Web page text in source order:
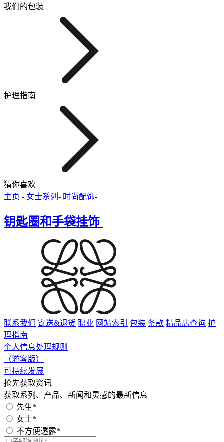
我们的包装
护理指南
猜你喜欢
主页 - 女士系列 - 时尚配饰-
钥匙圈和手袋挂饰
联系我们 寄送&退货 职业 网站索引 包装 条款 精品店查询 护
理指南
个人信息处理规则
（游客版）
可持续发展
抢先获取资讯
获取系列、产品、新闻和灵感的最新信息
先生*
女士*
不方便透露*